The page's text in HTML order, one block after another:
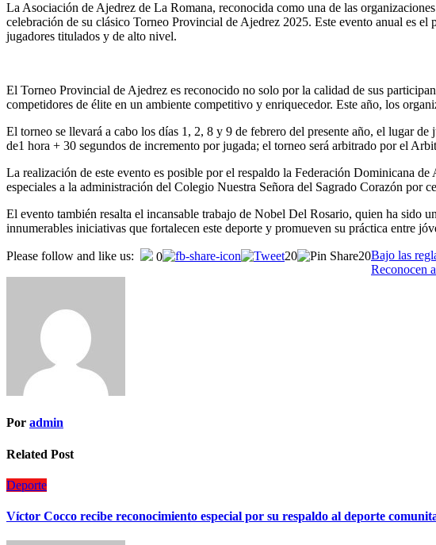
La Asociación de Ajedrez de La Romana, reconocida como una de las organizaciones más activas y comprometidas con la promoción del ajedrez en la República Dominicana, anuncia con entusiasmo la
celebración de su clásico Torneo Provincial de Ajedrez 2025. Este evento anual es
jugadores titulados y de alto nivel.
El Torneo Provincial de Ajedrez es reconocido no solo por la calidad de sus
competidores de élite en un ambiente competitivo y enriquecedor. Este año, los
El torneo se llevará a cabo los días 1, 2, 8 y 9 de febrero del presente año, el lugar
de1 hora + 30 segundos de incremento por jugada; el torneo será arbitrado por el
La realización de este evento es posible por el respaldo la Federación Dominicana
especiales a la administración del Colegio Nuestra Señora del Sagrado Corazón por
El evento también resalta el incansable trabajo de Nobel Del Rosario, quien ha sido
innumerables iniciativas que fortalecen este deporte y promueven su práctica entre
Please follow and like us: 0 20 20
Navegación
de
Bajo las
Reconocen
Por admin
Related Post
Deporte
Víctor Cocco recibe reconocimiento especial por su respaldo al deporte